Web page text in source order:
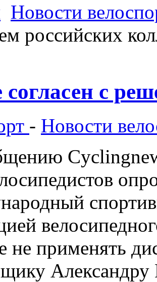
Новости
российских
с
- Новости
не применять
Александру